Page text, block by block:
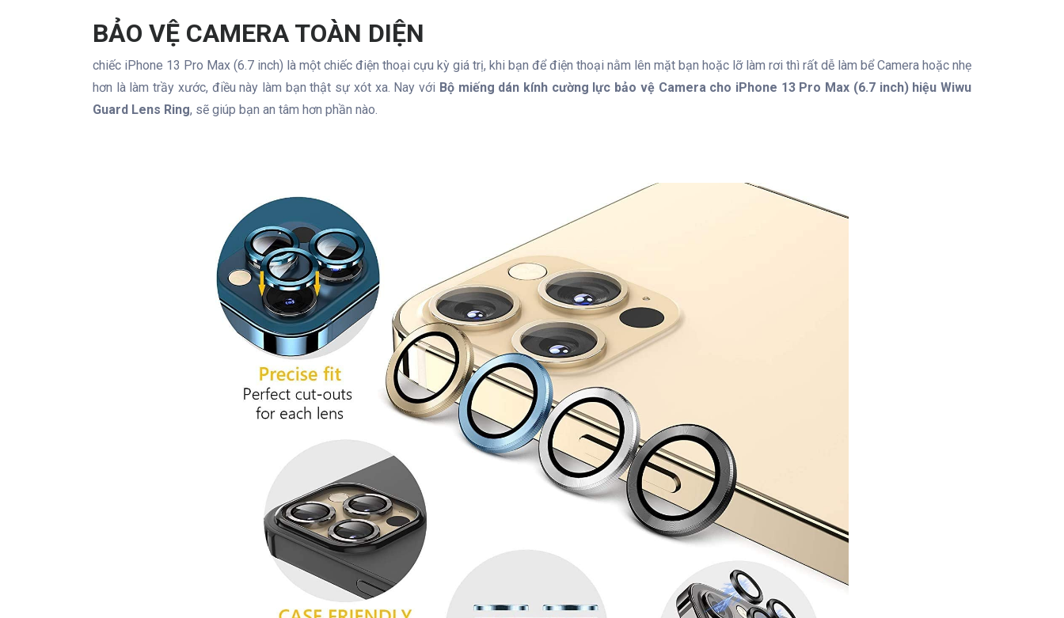
BẢO VỆ CAMERA TOÀN DIỆN
chiếc iPhone 13 Pro Max (6.7 inch) là một chiếc điện thoại cựu kỳ giá trị, khi bạn để điện thoại nằm lên mặt bạn hoặc lỡ làm rơi thì rất dễ làm bể Camera hoặc nhẹ
hơn là làm trầy xước, điều này làm bạn thật sự xót xa. Nay với Bộ miếng dán kính cường lực bảo vệ Camera cho iPhone 13 Pro Max (6.7 inch) hiệu Wiwu
Guard Lens Ring, sẽ giúp bạn an tâm hơn phần nào.